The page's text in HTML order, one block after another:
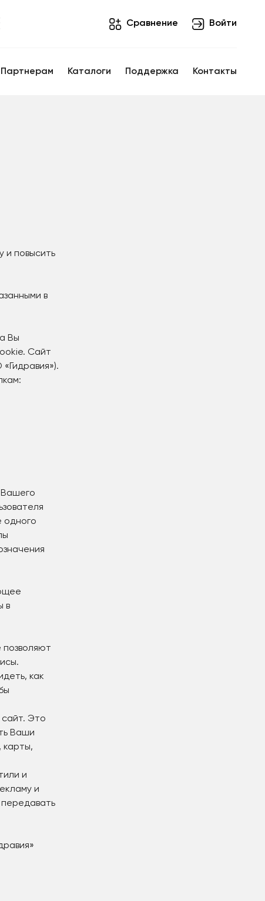
Cравнение Войти
Партнерам Каталоги Поддержка Контакты
и повысить
в
Вы
Сайт
одного
в
как
сайт. Это
Ваши
карты,
и
и